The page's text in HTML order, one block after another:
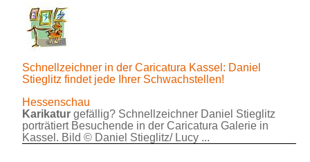
Schnellzeichner in der Caricatura Kassel: Daniel
Stieglitz findet jede Ihrer Schwachstellen!
Hessenschau
Karikatur gefällig? Schnellzeichner Daniel Stieglitz
porträtiert Besuchende in der Caricatura Galerie in
Kassel. Bild © Daniel Stieglitz/ Lucy ...